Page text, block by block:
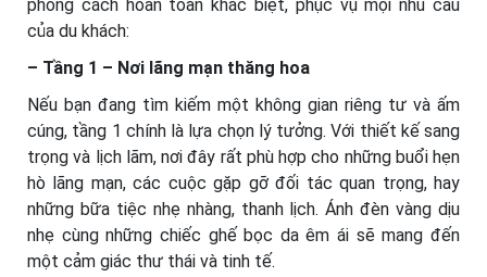
phong cách hoàn toàn khác biệt, phục vụ mọi nhu cầu
của du khách:
– Tầng 1 – Nơi lãng mạn thăng hoa
Nếu bạn đang tìm kiếm một không gian riêng tư và ấm
cúng, tầng 1 chính là lựa chọn lý tưởng. Với thiết kế sang
trọng và lịch lãm, nơi đây rất phù hợp cho những buổi hẹn
hò lãng mạn, các cuộc gặp gỡ đối tác quan trọng, hay
những bữa tiệc nhẹ nhàng, thanh lịch. Ánh đèn vàng dịu
nhẹ cùng những chiếc ghế bọc da êm ái sẽ mang đến
một cảm giác thư thái và tinh tế.